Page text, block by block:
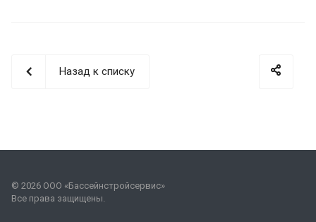
Назад к списку
© 2026 ООО «Бассейнстройсервис»
Все права защищены.